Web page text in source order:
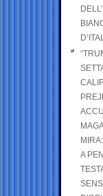
A